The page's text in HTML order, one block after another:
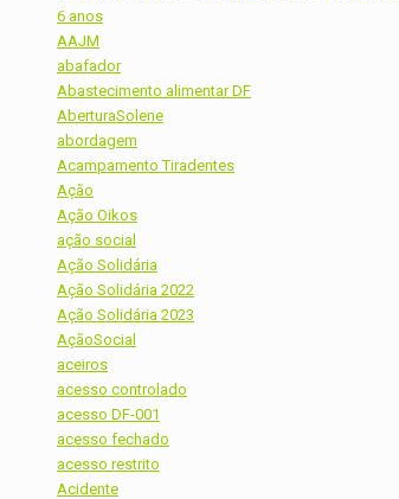
6 anos
AAJM
abafador
Abastecimento alimentar DF
AberturaSolene
abordagem
Acampamento Tiradentes
Ação
Ação Oikos
ação social
Ação Solidária
Ação Solidária 2022
Ação Solidária 2023
AçãoSocial
aceiros
acesso controlado
acesso DF-001
acesso fechado
acesso restrito
Acidente